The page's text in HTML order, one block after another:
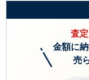
査
金額に
売